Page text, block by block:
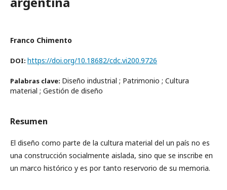
Franco Chimento
DOI: https://doi.org/10.18682/cdc.vi200.9726
Palabras clave: Diseño industrial ; Patrimonio ; Cultura
material ; Gestión de diseño
Resumen
El diseño como parte de la cultura material del un país no es
una construcción socialmente aislada, sino que se inscribe en
un marco histórico y es por tanto reservorio de su memoria.